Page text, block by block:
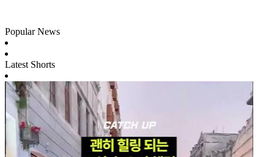
Popular News
Latest Shorts